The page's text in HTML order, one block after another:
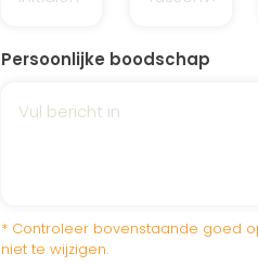
Persoonlijke boodschap
* Controleer bovenstaande goed
niet te wijzigen.